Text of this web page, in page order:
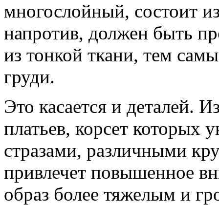
многослойный, состоит
напротив, должен быть
из тонкой ткани, тем
груди.
Это касается и деталей.
платьев, корсет
стразами, различными
привлечет повышенное
образ более тяжелым и